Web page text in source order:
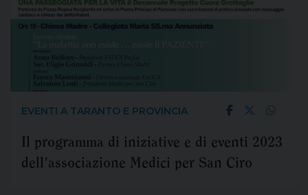
EVENTI A TARANTO E PROVINCIA
Il programma di iniziative e di eventi 2023
dell’associazione Medici per San Ciro